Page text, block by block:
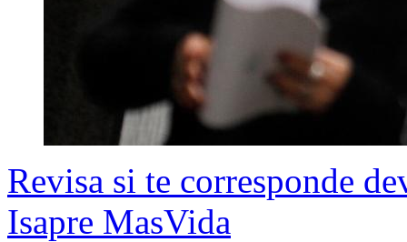
Revisa si te corresponde
Isapre MasVida